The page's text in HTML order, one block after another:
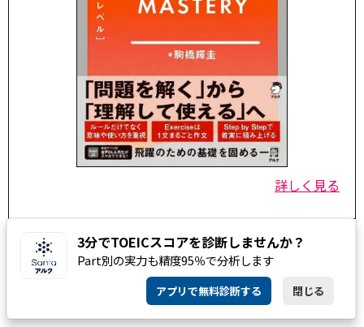
詳しく見る
3分でTOEICスコアを診断しませんか？
Part別の実力も精度95％で分析します
アプリで無料診断する 閉じる